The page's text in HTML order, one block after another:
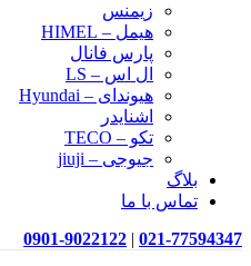
زیمنس
هیمل – HIMEL
پارس فانال
ال اس – LS
هیوندای – Hyundai
اشنایدر
تکو – TECO
جیوجی – jiuji
بلاگ
تماس با ما
021-77594347
|
0901-9022122